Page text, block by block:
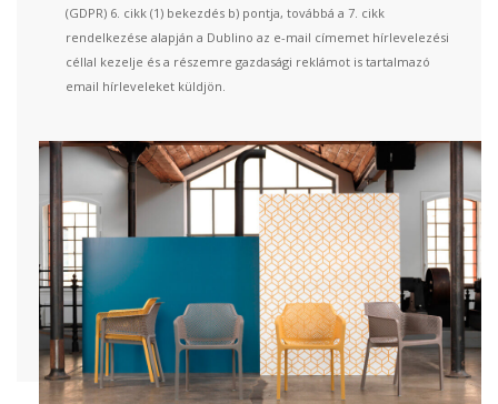
(GDPR) 6. cikk (1) bekezdés b) pontja, továbbá a 7. cikk
rendelkezése alapján a Dublino az e-mail címemet hírlevelezési
céllal kezelje és a részemre gazdasági reklámot is tartalmazó
email hírleveleket küldjön.